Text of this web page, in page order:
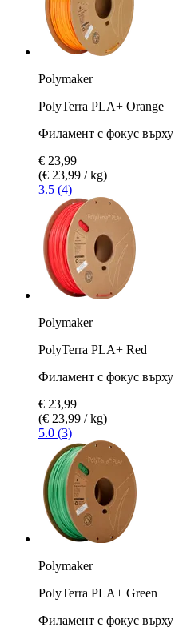
Polymaker
PolyTerra PLA+ Orange
Филамент с фокус върху
€ 23,99
(€ 23,99 / kg)
3.5 (4)
Polymaker
PolyTerra PLA+ Red
Филамент с фокус върху
€ 23,99
(€ 23,99 / kg)
5.0 (3)
Polymaker
PolyTerra PLA+ Green
Филамент с фокус върху